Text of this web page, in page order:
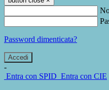
Password dimenticata?
-
Entra con SPID Entra con CIE